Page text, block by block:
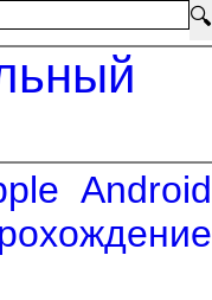
🔍
Android